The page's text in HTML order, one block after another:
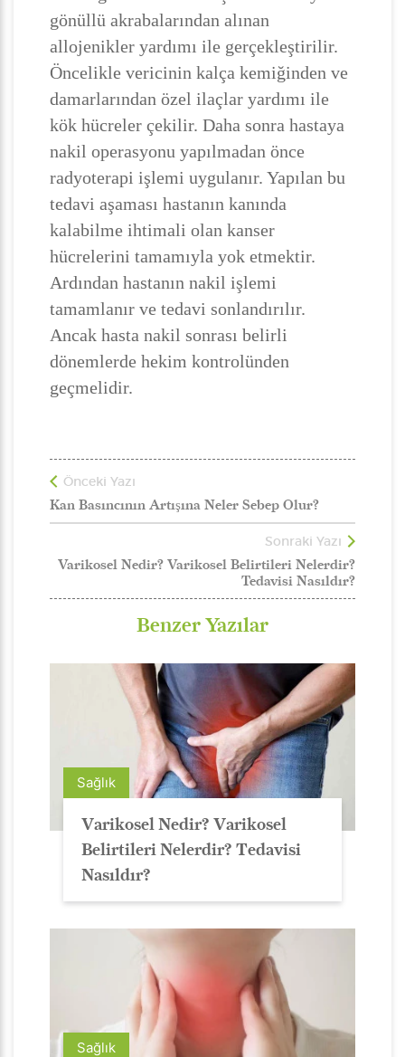
gönüllü akrabalarından alınan
allojenikler yardımı ile gerçekleştirilir.
Öncelikle vericinin kalça kemiğinden ve
damarlarından özel ilaçlar yardımı ile
kök hücreler çekilir. Daha sonra hastaya
nakil operasyonu yapılmadan önce
radyoterapi işlemi uygulanır. Yapılan bu
tedavi aşaması hastanın kanında
kalabilme ihtimali olan kanser
hücrelerini tamamıyla yok etmektir.
Ardından hastanın nakil işlemi
tamamlanır ve tedavi sonlandırılır.
Ancak hasta nakil sonrası belirli
dönemlerde hekim kontrolünden
geçmelidir.
Önceki Yazı
Kan Basıncının Artışına Neler Sebep Olur?
Sonraki Yazı
Varikosel Nedir? Varikosel Belirtileri Nelerdir?
Tedavisi Nasıldır?
Benzer Yazılar
Sağlık
Varikosel Nedir? Varikosel
Belirtileri Nelerdir? Tedavisi
Nasıldır?
Sağlık